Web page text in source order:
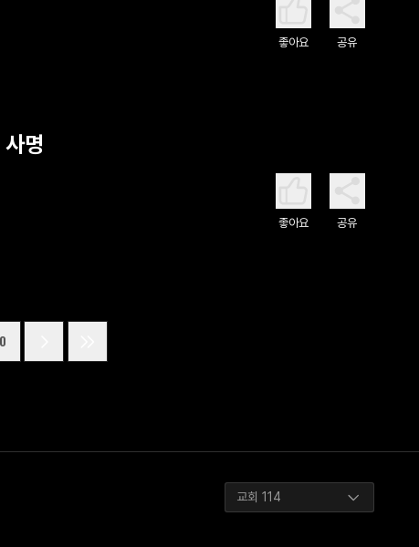
좋아요 공유
명
좋아요 공유
교회 114